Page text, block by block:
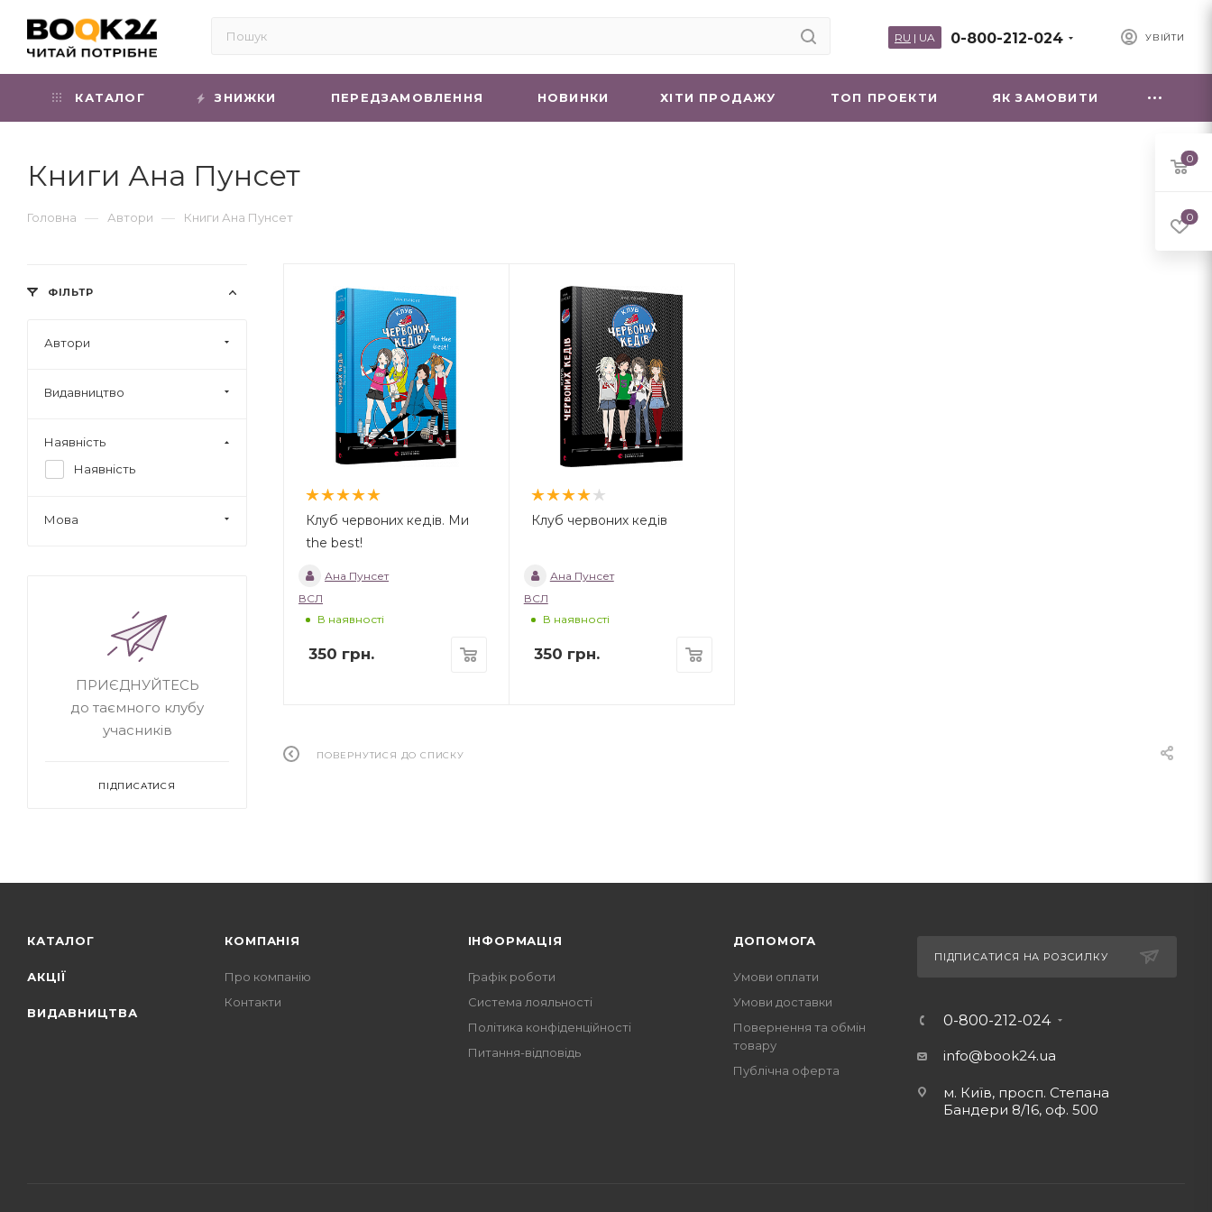
УВІЙТИ
0-800-212-024
RU | UA
КАТАЛОГ ЗНИЖКИ ПЕРЕДЗАМОВЛЕННЯ НОВИНКИ ХIТИ ПРОДАЖУ ТОП ПРОЕКТИ ЯК ЗАМОВИТИ
Книги Ана Пунсет
Головна — Автори — Книги Ана Пунсет
Клуб червоних кедів. Ми
the best!
Ана Пунсет
ВСЛ
В наявності
350 грн.
Клуб червоних кедів
Ана Пунсет
ВСЛ
В наявності
350 грн.
ПОВЕРНУТИСЯ ДО СПИСКУ
ФІЛЬТР
Автори
Видавництво
Наявність
Наявність
Мова
ПРИЄДНУЙТЕСЬ
до таємного клубу
учасників
ПІДПИСАТИСЯ
КАТАЛОГ
АКЦІЇ
ВИДАВНИЦТВА
КОМПАНІЯ
Про компанію
Контакти
ІНФОРМАЦІЯ
Графік роботи
Система лояльності
Політика конфіденційності
Питання-відповідь
ДОПОМОГА
Умови оплати
Умови доставки
Повернення та обмін
товару
Публічна оферта
ПІДПИСАТИСЯ НА РОЗСИЛКУ
0-800-212-024
info@book24.ua
м. Київ, просп. Степана
Бандери 8/16, оф. 500
0
0